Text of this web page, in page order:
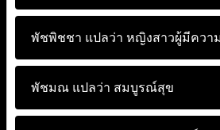
พัชพิชชา แปลว่า หญิงสาวผู้มีควา
พัชมณ แปลว่า สมบูรณ์สุข